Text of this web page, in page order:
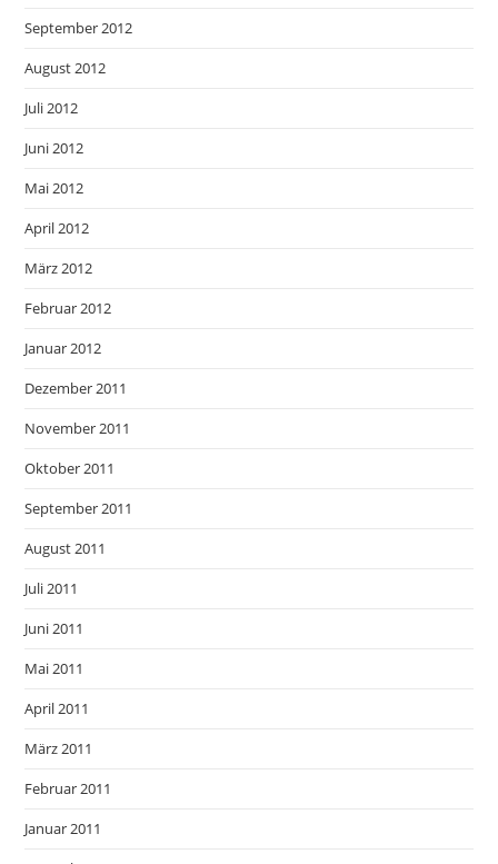
September 2012
August 2012
Juli 2012
Juni 2012
Mai 2012
April 2012
März 2012
Februar 2012
Januar 2012
Dezember 2011
November 2011
Oktober 2011
September 2011
August 2011
Juli 2011
Juni 2011
Mai 2011
April 2011
März 2011
Februar 2011
Januar 2011